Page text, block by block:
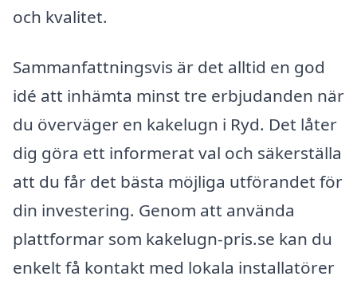
och kvalitet.
Sammanfattningsvis är det alltid en god
idé att inhämta minst tre erbjudanden när
du överväger en kakelugn i Ryd. Det låter
dig göra ett informerat val och säkerställa
att du får det bästa möjliga utförandet för
din investering. Genom att använda
plattformar som kakelugn-pris.se kan du
enkelt få kontakt med lokala installatörer